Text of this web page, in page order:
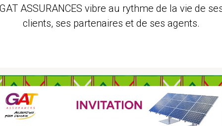
ASSURANCES vibre au rythme de la vie de
clients, ses partenaires et de ses agents.